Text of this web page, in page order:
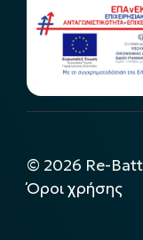
© 2026 Re-
Όροι χρήσης